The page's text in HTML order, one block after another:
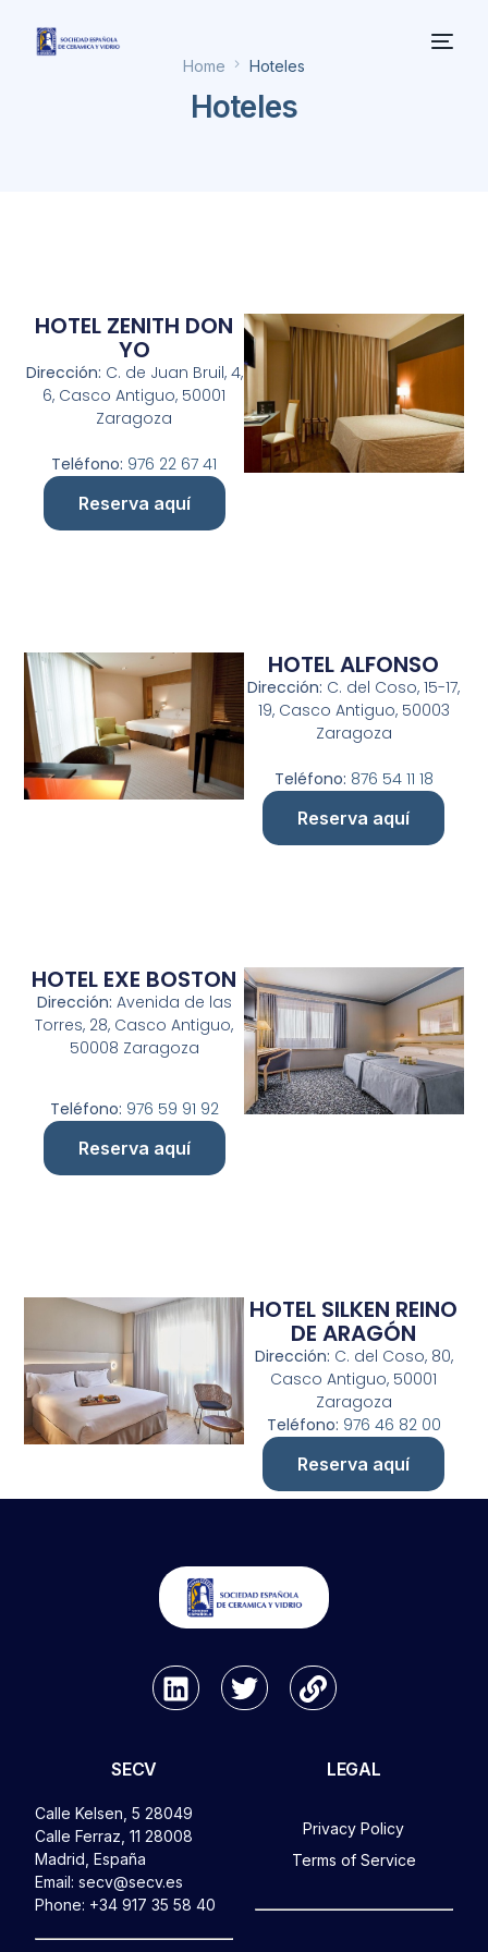
Home Hoteles
Hoteles
HOTEL ZENITH DON
YO
Dirección: C. de Juan Bruil, 4,
6, Casco Antiguo, 50001
Zaragoza
Teléfono: 976 22 67 41
Reserva aquí
HOTEL ALFONSO
Dirección: C. del Coso, 15-17,
19, Casco Antiguo, 50003
Zaragoza
Teléfono: 876 54 11 18
Reserva aquí
HOTEL EXE BOSTON
Dirección: Avenida de las
Torres, 28, Casco Antiguo,
50008 Zaragoza
Teléfono: 976 59 91 92
Reserva aquí
HOTEL SILKEN REINO
DE ARAGÓN
Dirección: C. del Coso, 80,
Casco Antiguo, 50001
Zaragoza
Teléfono: 976 46 82 00
Reserva aquí
SECV
Calle Kelsen, 5 28049
Calle Ferraz, 11 28008
Madrid, España
Email: secv@secv.es
Phone: +34 917 35 58 40
LEGAL
Privacy Policy
Terms of Service